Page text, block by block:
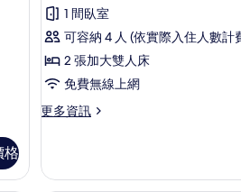
格
1 間臥室
可容納 4 人 (依實際入住人數計
2 張加大雙人床
免費無線上網
更多資訊
更
園